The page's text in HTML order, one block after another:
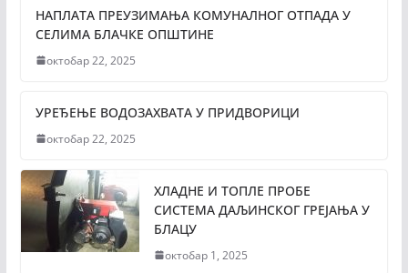
НАПЛАТА ПРЕУЗИМАЊА КОМУНАЛНОГ ОТПАДА У
СЕЛИМА БЛАЧКЕ ОПШТИНЕ
октобар 22, 2025
УРЕЂЕЊЕ ВОДОЗАХВАТА У ПРИДВОРИЦИ
октобар 22, 2025
ХЛАДНЕ И ТОПЛЕ ПРОБЕ
СИСТЕМА ДАЉИНСКОГ ГРЕЈАЊА У
БЛАЦУ
октобар 1, 2025